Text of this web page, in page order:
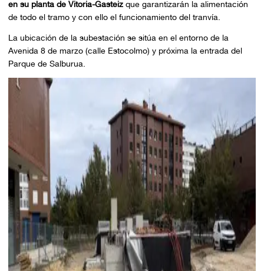
en su planta de Vitoria-Gasteizque garantizarán la alimentación
de todo el tramo y con ello el funcionamiento del tranvía.
La ubicación de la subestación se sitúa en el entorno de la
Avenida 8 de marzo (calle Estocolmo) y próxima la entrada del
Parque de Salburua.